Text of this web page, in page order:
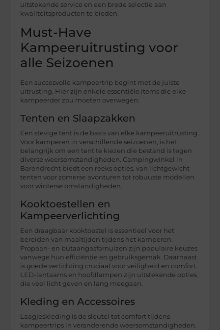
uitstekende service en een brede selectie aan
kwaliteitsproducten te bieden.
Must-Have
Kampeeruitrusting voor
alle Seizoenen
Een succesvolle kampeertrip begint met de juiste
uitrusting. Hier zijn enkele essentiële items die elke
kampeerder zou moeten overwegen:
Tenten en Slaapzakken
Een stevige tent is de basis van elke kampeeruitrusting.
Voor kamperen in verschillende seizoenen, is het
belangrijk om een tent te kiezen die bestand is tegen
diverse weersomstandigheden. Campingwinkel in
Barendrecht biedt een reeks opties, van lichtgewicht
tenten voor zomerse avonturen tot robuuste modellen
voor winterse omstandigheden.
Kooktoestellen en
Kampeerverlichting
Een draagbaar kooktoestel is essentieel voor het
bereiden van maaltijden tijdens het kamperen.
Propaan- en butaangasfornuizen zijn populaire keuzes
vanwege hun efficiëntie en gebruiksgemak. Daarnaast
is goede verlichting cruciaal voor veiligheid en comfort.
LED-lantaarns en hoofdlampen zijn uitstekende opties
die veel licht geven en lang meegaan.
Kleding en Accessoires
Laagjeskleding is de sleutel tot comfort tijdens
kampeertrips in veranderende weersomstandigheden.